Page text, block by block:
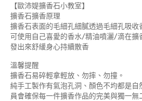
【歐沛媞擴香石小教室】
擴香石擴香原理
擴香石表面的毛細孔細膩透過毛細孔吸收
可使用自己喜愛的香水/精油噴灑/滴在擴
發出來舒緩身心持續散香
溫馨提醒
擴香石易碎輕拿輕放、勿摔、勿撞。
純手工製作有氣泡孔洞、顏色不均都是自
員會確保每一件擴香作品的完美與獨一無